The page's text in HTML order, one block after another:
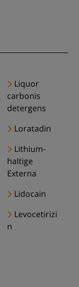
Liquor
carbonis
detergens
Loratadin
Lithium-
haltige
Externa
Lidocain
Levocetirizi
n